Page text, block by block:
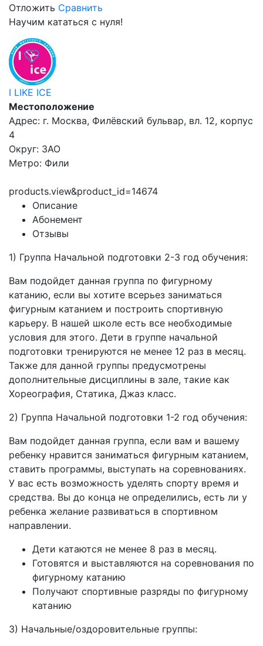
Отложить Сравнить
Научим кататься с нуля!
I LIKE ICE
Местоположение
Адрес: г. Москва, Филёвский бульвар, вл. 12, корпус
4
Округ: ЗАО
Метро: Фили
products.view&product_id=14674
Описание
Абонемент
Отзывы
1) Группа Начальной подготовки 2-3 год обучения:
Вам подойдет данная группа по фигурному
катанию, если вы хотите всерьез заниматься
фигурным катанием и построить спортивную
карьеру. В нашей школе есть все необходимые
условия для этого. Дети в группе начальной
подготовки тренируются не менее 12 раз в месяц.
Также для данной группы предусмотрены
дополнительные дисциплины в зале, такие как
Хореография, Статика, Джаз класс.
2) Группа Начальной подготовки 1-2 год обучения:
Вам подойдет данная группа, если вам и вашему
ребенку нравится заниматься фигурным катанием,
ставить программы, выступать на соревнованиях.
У вас есть возможность уделять спорту время и
средства. Вы до конца не определились, есть ли у
ребенка желание развиваться в спортивном
направлении.
Дети катаются не менее 8 раз в месяц.
Готовятся и выставляются на соревнования по
фигурному катанию
Получают спортивные разряды по фигурному
катанию
3) Начальные/оздоровительные группы: